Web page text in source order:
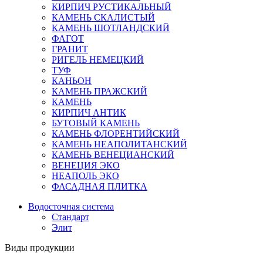
КИРПИЧ РУСТИКАЛЬНЫЙ
КАМЕНЬ СКАЛИСТЫЙ
КАМЕНЬ ШОТЛАНДСКИЙ
ФАГОТ
ГРАНИТ
РИГЕЛЬ НЕМЕЦКИЙ
ТУФ
КАНЬОН
КАМЕНЬ ПРАЖСКИЙ
КАМЕНЬ
КИРПИЧ АНТИК
БУТОВЫЙ КАМЕНЬ
КАМЕНЬ ФЛОРЕНТИЙСКИЙ
КАМЕНЬ НЕАПОЛИТАНСКИЙ
КАМЕНЬ ВЕНЕЦИАНСКИЙ
ВЕНЕЦИЯ ЭКО
НЕАПОЛЬ ЭКО
ФАСАДНАЯ ПЛИТКА
Водосточная система
Стандарт
Элит
Виды продукции